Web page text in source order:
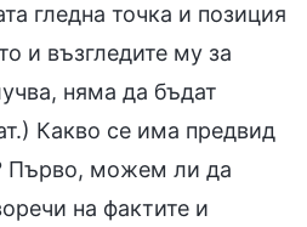
гледна точка и позиция
и възгледите му за
няма да бъдат
Какво се има предвид
Първо, можем ли да
на фактите и